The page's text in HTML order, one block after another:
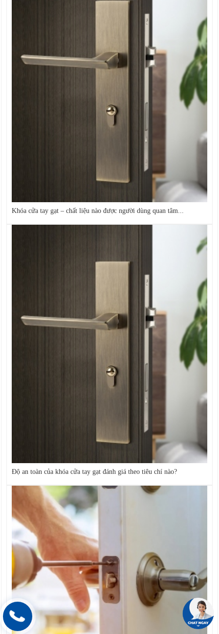
Khóa cửa tay gạt – chất liệu nào được người dùng quan tâm...
Độ an toàn của khóa cửa tay gạt đánh giá theo tiêu chí nào?